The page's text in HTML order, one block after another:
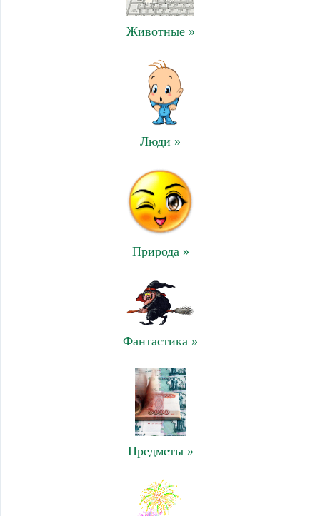
Животные »
Люди »
Природа »
Фантастика »
Предметы »